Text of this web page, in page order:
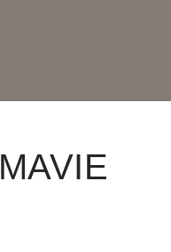
MAVIE